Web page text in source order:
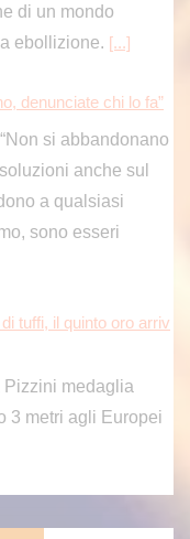
di un mondo
ebollizione. [...]
denunciate chi lo fa”
si abbandonano
anche sul
a qualsiasi
sono esseri
tuffi, il quinto oro arriv
medaglia
3 metri agli Europei